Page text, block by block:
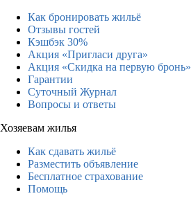
Как бронировать жильё
Отзывы гостей
Кэшбэк 30%
Акция «Пригласи друга»
Акция «Скидка на первую бронь»
Гарантии
Суточный Журнал
Вопросы и ответы
Хозяевам жилья
Как сдавать жильё
Разместить объявление
Бесплатное страхование
Помощь